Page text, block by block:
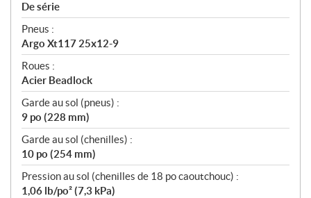
De série
Pneus :
Argo Xt117 25x12-9
Roues :
Acier Beadlock
Garde au sol (pneus) :
9 po (228 mm)
Garde au sol (chenilles) :
10 po (254 mm)
Pression au sol (chenilles de 18 po caoutchouc) :
1,06 lb/po² (7,3 kPa)